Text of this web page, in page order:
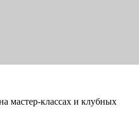
мастер-классах и клубных